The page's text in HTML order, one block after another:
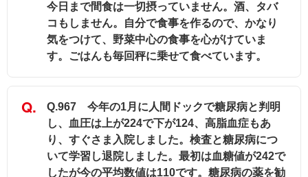
今日まで間食は一切摂っていません。酒、タバ
コもしません。自分で食事を作るので、かなり
気をつけて、野菜中心の食事を心がけていま
す。ごはんも毎回秤に乗せて食べています。
Q.967 今年の1月に人間ドックで糖尿病と判明
し、血圧は上が224で下が124、高脂血症もあ
り、すぐさま入院しました。検査と糖尿病につ
いて学習し退院しました。最初は血糖値が242で
したが今の平均数値は110です。糖尿病の薬を勧